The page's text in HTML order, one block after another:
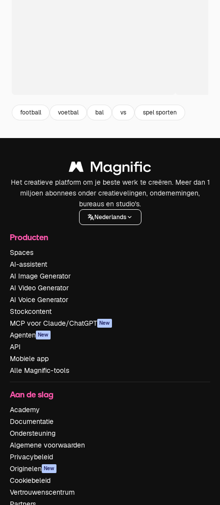
football voetbal bal vs spel sporten
Het creatieve platform om je beste werk te creëren. Meer dan 1
miljoen abonnees onder creatievelingen, ondernemingen,
bureaus en studio's.
Nederlands
Producten
Spaces
AI-assistent
AI Image Generator
AI Video Generator
AI Voice Generator
Stockcontent
MCP voor Claude/ChatGPT New
Agenten New
API
Mobiele app
Alle Magnific-tools
Aan de slag
Academy
Documentatie
Ondersteuning
Algemene voorwaarden
Privacybeleid
Originelen New
Cookiebeleid
Vertrouwenscentrum